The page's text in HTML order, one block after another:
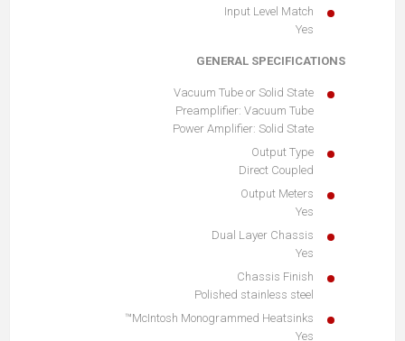
Input Level Match
Yes
GENERAL SPECIFICATIONS
Vacuum Tube or Solid State
Preamplifier: Vacuum Tube
Power Amplifier: Solid State
Output Type
Direct Coupled
Output Meters
Yes
Dual Layer Chassis
Yes
Chassis Finish
Polished stainless steel
McIntosh Monogrammed Heatsinks™
Yes